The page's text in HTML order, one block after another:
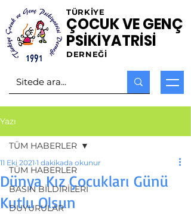
ÇOCUK VE GENÇ
PSİKİYATRİSİ
TÜRKİYE
DERNEĞİ
Yazı
TÜM HABERLER
BASIN BİLDİRİLERİ
DUYURULAR
TÜM HABERLER
Dünya Kız Çocukları Günü
Kutlu Olsun
11 Eki 2021 1 dakikada okunur